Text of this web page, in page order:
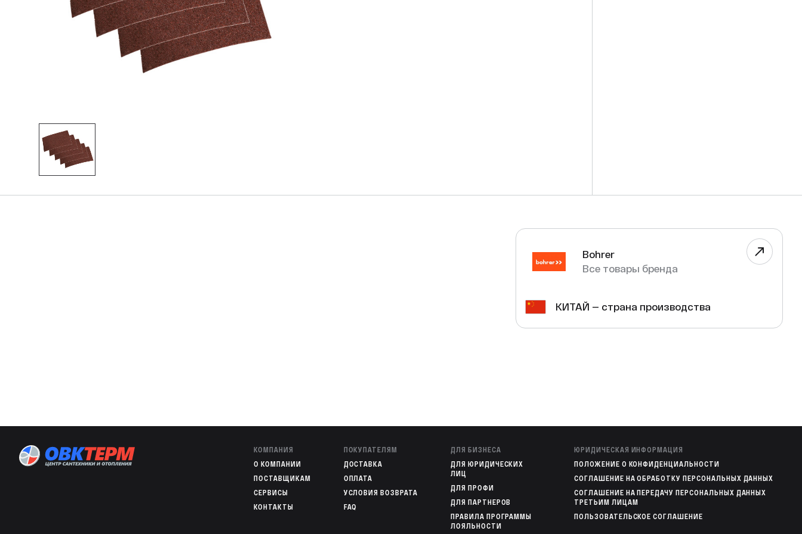
Bohrer
Все товары бренда
КИТАЙ — страна производства
КОМПАНИЯ
O КОМПАНИИ
ПОСТАВЩИКАМ
СЕРВИСЫ
КОНТАКТЫ
ПОКУПАТЕЛЯМ
ДОСТАВКА
ОПЛАТА
УСЛОВИЯ ВОЗВРАТА
FAQ
ДЛЯ БИЗНЕСА
ДЛЯ ЮРИДИЧЕСКИХ
ЛИЦ
ДЛЯ ПРОФИ
ДЛЯ ПАРТНЕРОВ
ПРАВИЛА ПРОГРАММЫ
ЛОЯЛЬНОСТИ
ЮРИДИЧЕСКАЯ ИНФОРМАЦИЯ
ПОЛОЖЕНИЕ О КОНФИДЕНЦИАЛЬНОСТИ
СОГЛАШЕНИЕ НА ОБРАБОТКУ ПЕРСОНАЛЬНЫХ ДАННЫХ
СОГЛАШЕНИЕ НА ПЕРЕДАЧУ ПЕРСОНАЛЬНЫХ ДАННЫХ
ТРЕТЬИМ ЛИЦАМ
ПОЛЬЗОВАТЕЛЬСКОЕ СОГЛАШЕНИЕ